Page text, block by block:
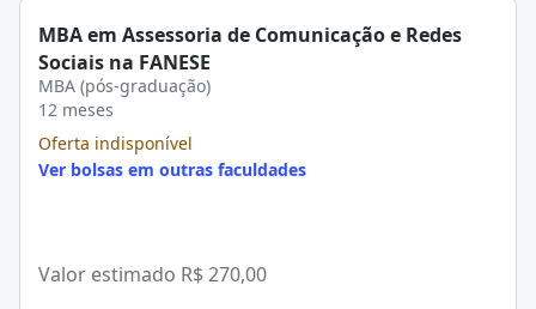
MBA em Assessoria de Comunicação e Redes
Sociais na FANESE
MBA (pós-graduação)
12 meses
Oferta indisponível
Ver bolsas em outras faculdades
Valor estimado R$ 270,00